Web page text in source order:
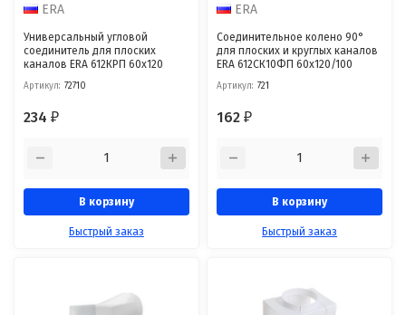
ERA
Универсальный угловой
соединитель для плоских
каналов ERA 612КРП 60x120
Артикул: 72710
234₽
В корзину
Быстрый заказ
ERA
Соединительное колено 90°
для плоских и круглых каналов
ERA 612СК10ФП 60х120/100
Артикул: 721
162₽
В корзину
Быстрый заказ